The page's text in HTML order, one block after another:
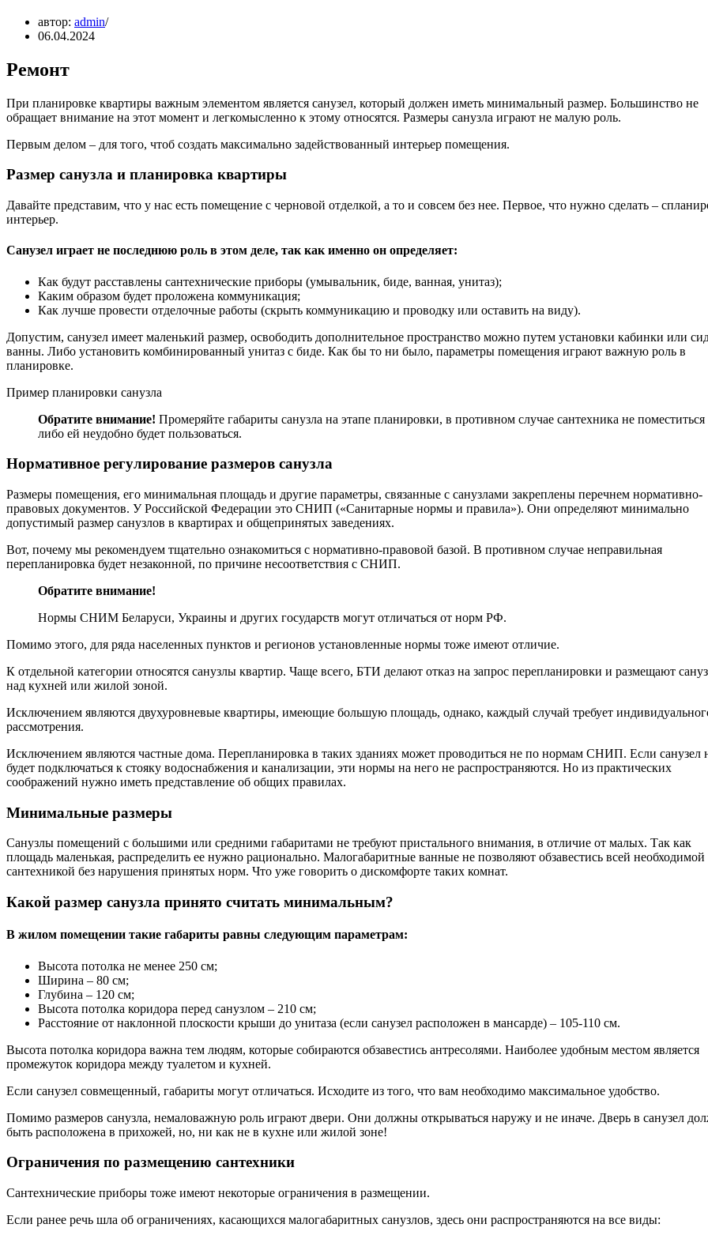
автор: admin
06.04.2024
Ремонт
При планировке квартиры важным элементом является санузел, который должен иметь минимальный размер. Большинство не
обращает внимание на этот момент и легкомысленно к этому относятся. Размеры санузла играют не малую роль.
Первым делом – для того, чтоб создать максимально задействованный интерьер помещения.
Размер санузла и планировка квартиры
Давайте представим, что у нас есть помещение с черновой отделкой, а то и совсем без нее. Первое, что нужно сделать –
интерьер.
Санузел играет не последнюю роль в этом деле, так как именно он определяет:
Как будут расставлены сантехнические приборы (умывальник, биде, ванная, унитаз);
Каким образом будет проложена коммуникация;
Как лучше провести отделочные работы (скрыть коммуникацию и проводку или оставить на виду).
Допустим, санузел имеет маленький размер, освободить дополнительное пространство можно путем установки кабинки или
ванны. Либо установить комбинированный унитаз с биде. Как бы то ни было, параметры помещения играют важную роль в
планировке.
Пример планировки санузла
Обратите внимание! Промеряйте габариты санузла на этапе планировки, в противном случае сантехника не поместиться
либо ей неудобно будет пользоваться.
Нормативное регулирование размеров санузла
Размеры помещения, его минимальная площадь и другие параметры, связанные с санузлами закреплены перечнем нормативно-
правовых документов. У Российской Федерации это СНИП («Санитарные нормы и правила»). Они определяют минимально
допустимый размер санузлов в квартирах и общепринятых заведениях.
Вот, почему мы рекомендуем тщательно ознакомиться с нормативно-правовой базой. В противном случае неправильная
перепланировка будет незаконной, по причине несоответствия с СНИП.
Обратите внимание!
Нормы СНИМ Беларуси, Украины и других государств могут отличаться от норм РФ.
Помимо этого, для ряда населенных пунктов и регионов установленные нормы тоже имеют отличие.
К отдельной категории относятся санузлы квартир. Чаще всего, БТИ делают отказ на запрос перепланировки и размещают
над кухней или жилой зоной.
Исключением являются двухуровневые квартиры, имеющие большую площадь, однако, каждый случай требует
рассмотрения.
Исключением являются частные дома. Перепланировка в таких зданиях может проводиться не по нормам СНИП. Если санузел
будет подключаться к стояку водоснабжения и канализации, эти нормы на него не распространяются. Но из практических
соображений нужно иметь представление об общих правилах.
Минимальные размеры
Санузлы помещений с большими или средними габаритами не требуют пристального внимания, в отличие от малых. Так как
площадь маленькая, распределить ее нужно рационально. Малогабаритные ванные не позволяют обзавестись всей необходимой
сантехникой без нарушения принятых норм. Что уже говорить о дискомфорте таких комнат.
Какой размер санузла принято считать минимальным?
В жилом помещении такие габариты равны следующим параметрам:
Высота потолка не менее 250 см;
Ширина – 80 см;
Глубина – 120 см;
Высота потолка коридора перед санузлом – 210 см;
Расстояние от наклонной плоскости крыши до унитаза (если санузел расположен в мансарде) – 105-110 см.
Высота потолка коридора важна тем людям, которые собираются обзавестись антресолями. Наиболее удобным местом является
промежуток коридора между туалетом и кухней.
Если санузел совмещенный, габариты могут отличаться. Исходите из того, что вам необходимо максимальное удобство.
Помимо размеров санузла, немаловажную роль играют двери. Они должны открываться наружу и не иначе. Дверь в санузел
быть расположена в прихожей, но, ни как не в кухне или жилой зоне!
Ограничения по размещению сантехники
Сантехнические приборы тоже имеют некоторые ограничения в размещении.
Если ранее речь шла об ограничениях, касающихся малогабаритных санузлов, здесь они распространяются на все виды: